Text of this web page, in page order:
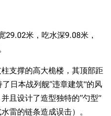
29.02米，吃水深9.08米，
支撑的高大桅楼，其顶部距
日本战列舰“违章建筑”的风
且设计了造型独特的“勺型”
雷的链条造成误击）。